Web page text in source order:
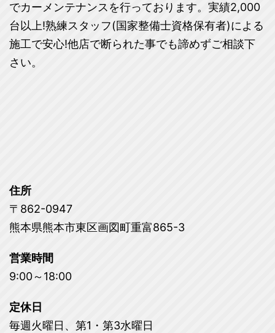
でカーメンテナンスを行っております。実績2,000
台以上!熟練スタッフ(国家整備士資格保有者)による
施工で安心!他店で断られた事でも諦めずご相談下
さい。
住所
〒862-0947
熊本県熊本市東区画図町重富865-3
営業時間
9:00～18:00
定休日
毎週火曜日、第1・第3水曜日